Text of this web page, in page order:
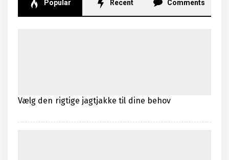
Popular Recent Comments
Vælg den rigtige jagtjakke til dine behov